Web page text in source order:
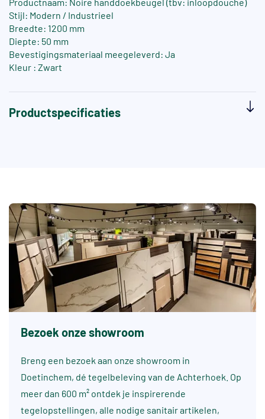
Stijl: Modern / Industrieel
Breedte: 1200 mm
Diepte: 50 mm
Bevestigingsmateriaal meegeleverd: Ja
Kleur : Zwart
Productspecificaties
Bezoek onze showroom
Breng een bezoek aan onze showroom in
Doetinchem, dé tegelbeleving van de Achterhoek. Op
meer dan 600 m² ontdek je inspirerende
tegelopstellingen, alle nodige sanitair artikelen,